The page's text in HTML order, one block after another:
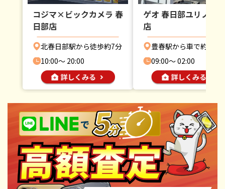
コジマ×ビックカメラ 春
日部店
北春日部駅から徒歩約7分
10:00〜 20:00
ゲオ 春日部ユリノキ
店
豊春駅から車で約8分
09:00〜 02:00